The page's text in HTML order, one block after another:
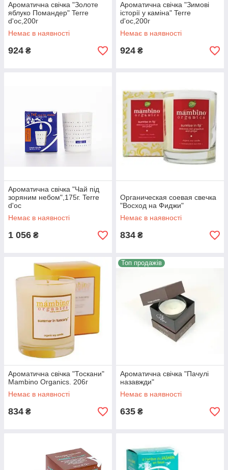
Ароматична свічка "Золоте
яблуко Помандер" Terre
d'oc,200г
Немає в наявності
924 ₴
Ароматична свічка "Зимові
історії у каміна" Terre
d'oc,200г
Немає в наявності
924 ₴
Ароматична свічка "Чай під
зоряним небом",175г. Terre
d'oc
Немає в наявності
1 056 ₴
Органическая соевая свечка
"Восход на Фиджи"
Немає в наявності
834 ₴
Ароматична свічка "Тоскани"
Mambino Organics. 206г
Немає в наявності
834 ₴
Топ продажів
Ароматична свічка "Пачулі
назавжди"
Немає в наявності
635 ₴